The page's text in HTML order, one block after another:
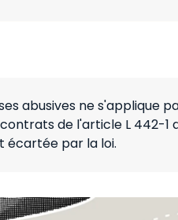
abusives ne s'applique
de l'article L 442-1
écartée par la loi.